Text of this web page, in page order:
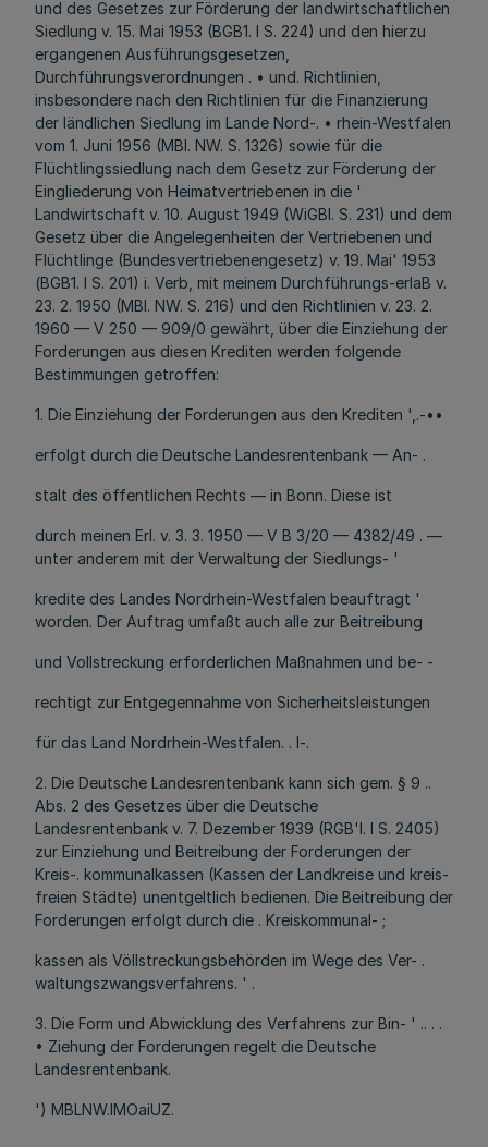
und des Gesetzes zur Förderung der landwirtschaftlichen
Siedlung v. 15. Mai 1953 (BGB1. I S. 224) und den hierzu
ergangenen Ausführungsgesetzen,
Durchführungsverordnungen . • und. Richtlinien,
insbesondere nach den Richtlinien für die Finanzierung
der ländlichen Siedlung im Lande Nord-. • rhein-Westfalen
vom 1. Juni 1956 (MBl. NW. S. 1326) sowie für die
Flüchtlingssiedlung nach dem Gesetz zur Förderung der
Eingliederung von Heimatvertriebenen in die '
Landwirtschaft v. 10. August 1949 (WiGBl. S. 231) und dem
Gesetz über die Angelegenheiten der Vertriebenen und
Flüchtlinge (Bundesvertriebenengesetz) v. 19. Mai' 1953
(BGB1. I S. 201) i. Verb, mit meinem Durchführungs-erlaB v.
23. 2. 1950 (MBl. NW. S. 216) und den Richtlinien v. 23. 2.
1960 — V 250 — 909/0 gewährt, über die Einziehung der
Forderungen aus diesen Krediten werden folgende
Bestimmungen getroffen:
1. Die Einziehung der Forderungen aus den Krediten ',.-••
erfolgt durch die Deutsche Landesrentenbank — An- .
stalt des öffentlichen Rechts — in Bonn. Diese ist
durch meinen Erl. v. 3. 3. 1950 — V B 3/20 — 4382/49 . —
unter anderem mit der Verwaltung der Siedlungs- '
kredite des Landes Nordrhein-Westfalen beauftragt '
worden. Der Auftrag umfaßt auch alle zur Beitreibung
und Vollstreckung erforderlichen Maßnahmen und be- -
rechtigt zur Entgegennahme von Sicherheitsleistungen
für das Land Nordrhein-Westfalen. . l-.
2. Die Deutsche Landesrentenbank kann sich gem. § 9 ..
Abs. 2 des Gesetzes über die Deutsche
Landesrentenbank v. 7. Dezember 1939 (RGB'l. I S. 2405)
zur Einziehung und Beitreibung der Forderungen der
Kreis-. kommunalkassen (Kassen der Landkreise und kreis-
freien Städte) unentgeltlich bedienen. Die Beitreibung der
Forderungen erfolgt durch die . Kreiskommunal- ;
kassen als Völlstreckungsbehörden im Wege des Ver- .
waltungszwangsverfahrens. ' .
3. Die Form und Abwicklung des Verfahrens zur Bin- ' .. . .
• Ziehung der Forderungen regelt die Deutsche
Landesrentenbank.
') MBLNW.lMOaiUZ.